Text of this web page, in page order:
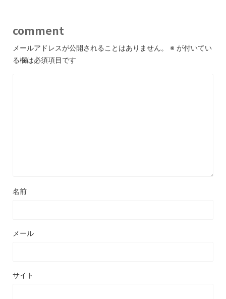
comment
メールアドレスが公開されることはありません。 ※ が付いてい
る欄は必須項目です
名前
メール
サイト